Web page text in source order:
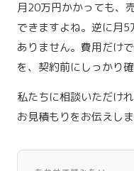
月20万円かかっても、
できますよね。逆に月
ありません。費用だけ
を、契約前にしっかり
私たちに相談いただけ
お見積もりをお伝えし